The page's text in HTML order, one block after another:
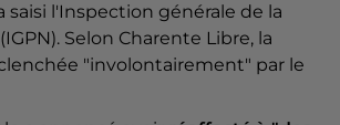
saisi l'Inspection générale de la
Selon Charente Libre, la
"involontairement" par le